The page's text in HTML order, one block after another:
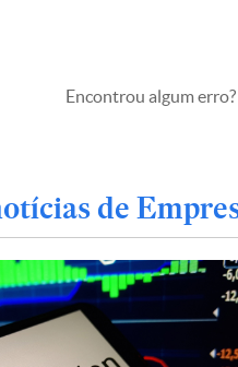
Encontrou algum erro?
de